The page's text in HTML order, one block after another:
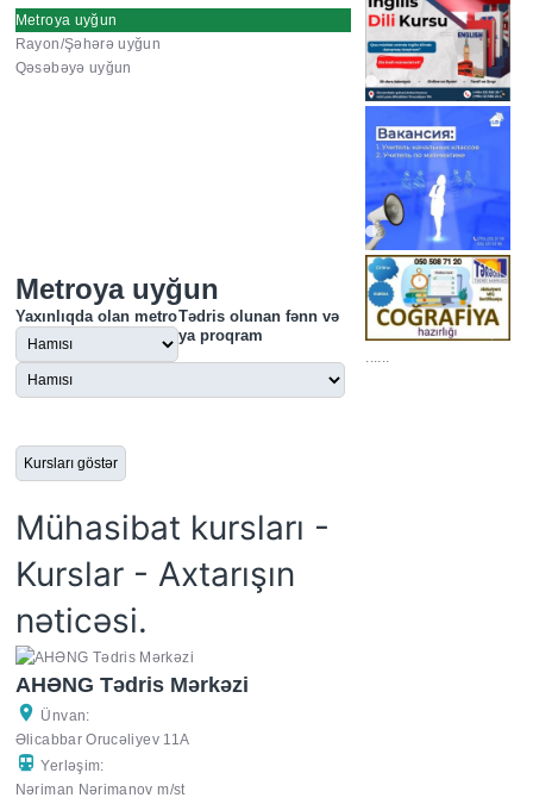
Metroya uyğun
Rayon/Şəhərə uyğun
Qəsəbəyə uyğun
Metroya uyğun
Yaxınlıqda olan metroTədris olunan fənn və
ya proqram
Mühasibat kursları -
Kurslar - Axtarışın
nəticəsi.
AHƏNG Tədris Mərkəzi
Ünvan:
Əlicabbar Orucəliyev 11A
Yerləşim:
Nəriman Nərimanov m/st
https://wa.me/